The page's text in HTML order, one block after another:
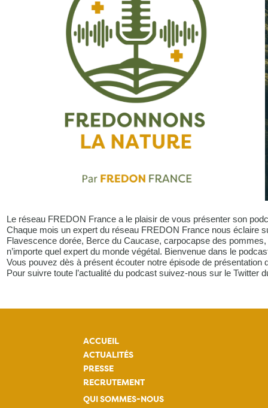
Le réseau FREDON France a le plaisir de vous présenter son
Chaque mois un expert du réseau FREDON France nous éclaire
Flavescence dorée, Berce du Caucase, carpocapse des
n’importe quel expert du monde végétal. Bienvenue dans le
Vous pouvez dès à présent écouter notre épisode de
Pour suivre toute l’actualité du podcast suivez-nous sur le Twitter
ACCUEIL
ACTUALITÉS
PRESSE
RECRUTEMENT
QUI SOMMES-NOUS